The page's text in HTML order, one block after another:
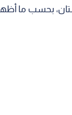
بحسب ما